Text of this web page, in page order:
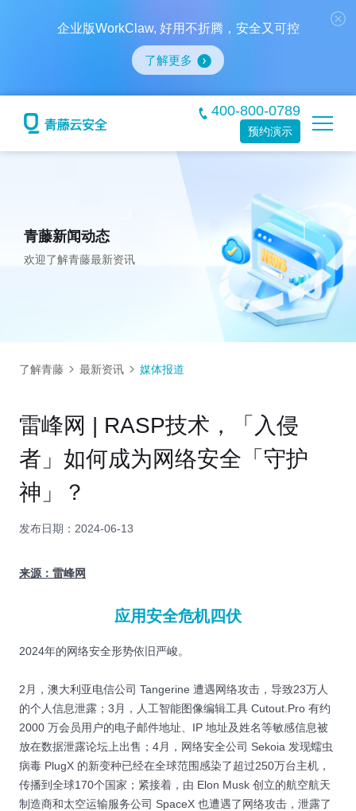
企业版WorkClaw, 好用不折腾，安全又可控
了解更多
400-800-0789
预约演示
青藤新闻动态
欢迎了解青藤最新资讯
了解青藤 最新资讯 媒体报道
雷峰网 | RASP技术，「入侵
者」如何成为网络安全「守护
神」？
发布日期：2024-06-13
来源：雷峰网
应用安全危机四伏
2024年的网络安全形势依旧严峻。
2月，澳大利亚电信公司 Tangerine 遭遇网络攻击，导致23万人
的个人信息泄露；3月，人工智能图像编辑工具 Cutout.Pro 有约
2000 万会员用户的电子邮件地址、IP 地址及姓名等敏感信息被
放在数据泄露论坛上出售；4月，网络安全公司 Sekoia 发现蠕虫
病毒 PlugX 的新变种已经在全球范围感染了超过250万台主机，
传播到全球170个国家；紧接着，由 Elon Musk 创立的航空航天
制造商和太空运输服务公司 SpaceX 也遭遇了网络攻击，泄露了